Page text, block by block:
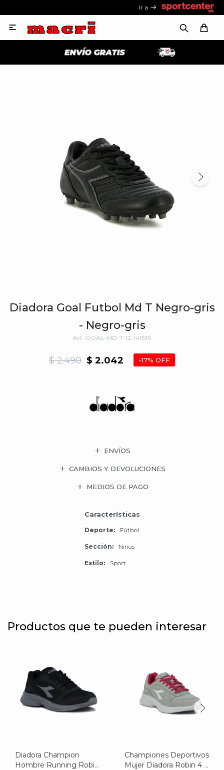
Ir a

Diadora Goal Futbol Md T Negro-gris
- Negro-gris
GOAL-MD-T-12-141539
$ 2.042
$ 2.490 17
ENVÍOS
CAMBIOS Y DEVOLUCIONES
MEDIOS DE PAGO
Características
Deporte Fútbol
Sección Niños
Estilo Sport
Productos que te pueden interesar
Diadora Champion
Hombre Running Robin
Championes Deportivos
Mujer Diadora Robin 4 -